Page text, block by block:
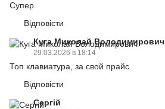
Супер
Відповісти
Куга Миколай Володимирович
29.03.2026 в 18:14
Топ клавиатура, за свой прайс
Відповісти
Сергій